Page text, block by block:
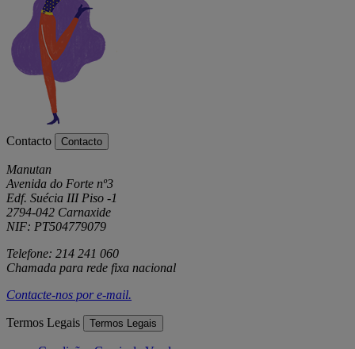
Contacto Contacto
Manutan
Avenida do Forte nº3
Edf. Suécia III Piso -1
2794-042 Carnaxide
NIF: PT504779079
Telefone: 214 241 060
Chamada para rede fixa nacional
Contacte-nos pore-mail.
Termos Legais Termos Legais